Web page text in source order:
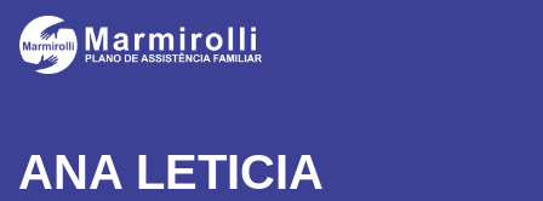
ANA LETICIA